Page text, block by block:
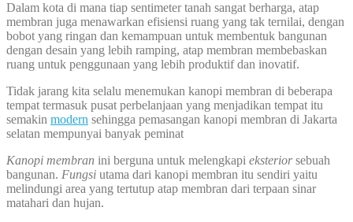
Dalam kota di mana tiap sentimeter tanah sangat berharga, atap
membran juga menawarkan efisiensi ruang yang tak ternilai, dengan
bobot yang ringan dan kemampuan untuk membentuk bangunan
dengan desain yang lebih ramping, atap membran membebaskan
ruang untuk penggunaan yang lebih produktif dan inovatif.
Tidak jarang kita selalu menemukan kanopi membran di beberapa
tempat termasuk pusat perbelanjaan yang menjadikan tempat itu
semakin modern sehingga pemasangan kanopi membran di Jakarta
selatan mempunyai banyak peminat
Kanopi membran ini berguna untuk melengkapi eksteriorsebuah
bangunan. Fungsi utama dari kanopi membran itu sendiri yaitu
melindungi area yang tertutup atap membran dari terpaan sinar
matahari dan hujan.